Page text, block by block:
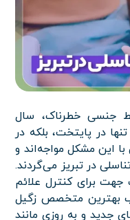
جنسی خطرناک، سال
در پایتخت، بلکه در
با این مشکل مواجه‌اند و
در تبریز می‌گردند.
جهت برای کنترل علائم
بهترین متخصص زگیل
جدید و به روزی مانند